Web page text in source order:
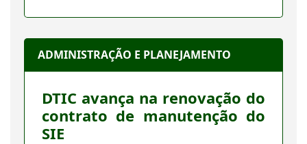
ADMINISTRAÇÃO E PLANEJAMENTO
DTIC avança na renovação do
contrato de manutenção do
SIE